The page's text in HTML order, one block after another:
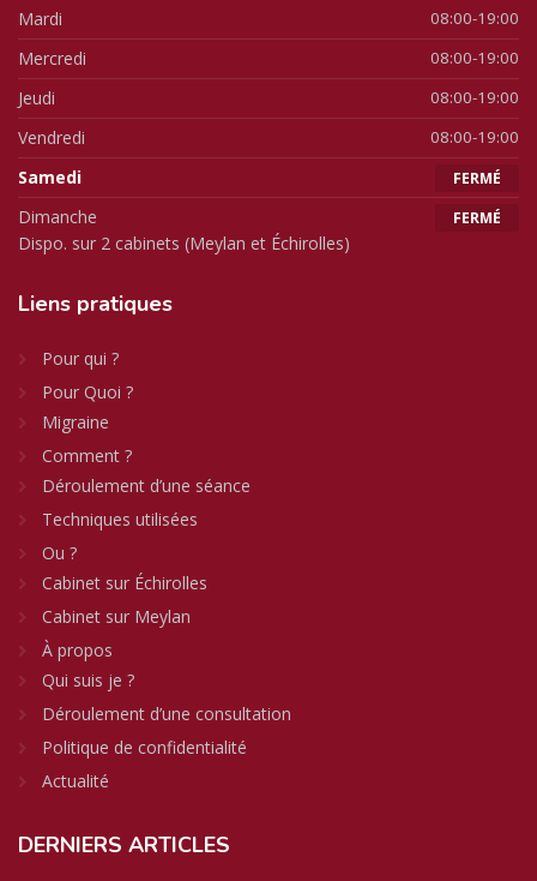
Mardi 08:00-19:00
Mercredi 08:00-19:00
Jeudi 08:00-19:00
Vendredi 08:00-19:00
Samedi FERMÉ
Dimanche FERMÉ
Dispo. sur 2 cabinets (Meylan et Échirolles)
Liens pratiques
Pour qui ?
Pour Quoi ?
Migraine
Comment ?
Déroulement d’une séance
Techniques utilisées
Ou ?
Cabinet sur Échirolles
Cabinet sur Meylan
À propos
Qui suis je ?
Déroulement d’une consultation
Politique de confidentialité
Actualité
DERNIERS ARTICLES